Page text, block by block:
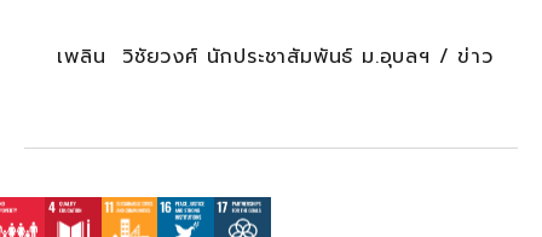
เพลิน วิชัยวงศ์ นักประชาสัมพันธ์ ม.อุบลฯ / ข่าว